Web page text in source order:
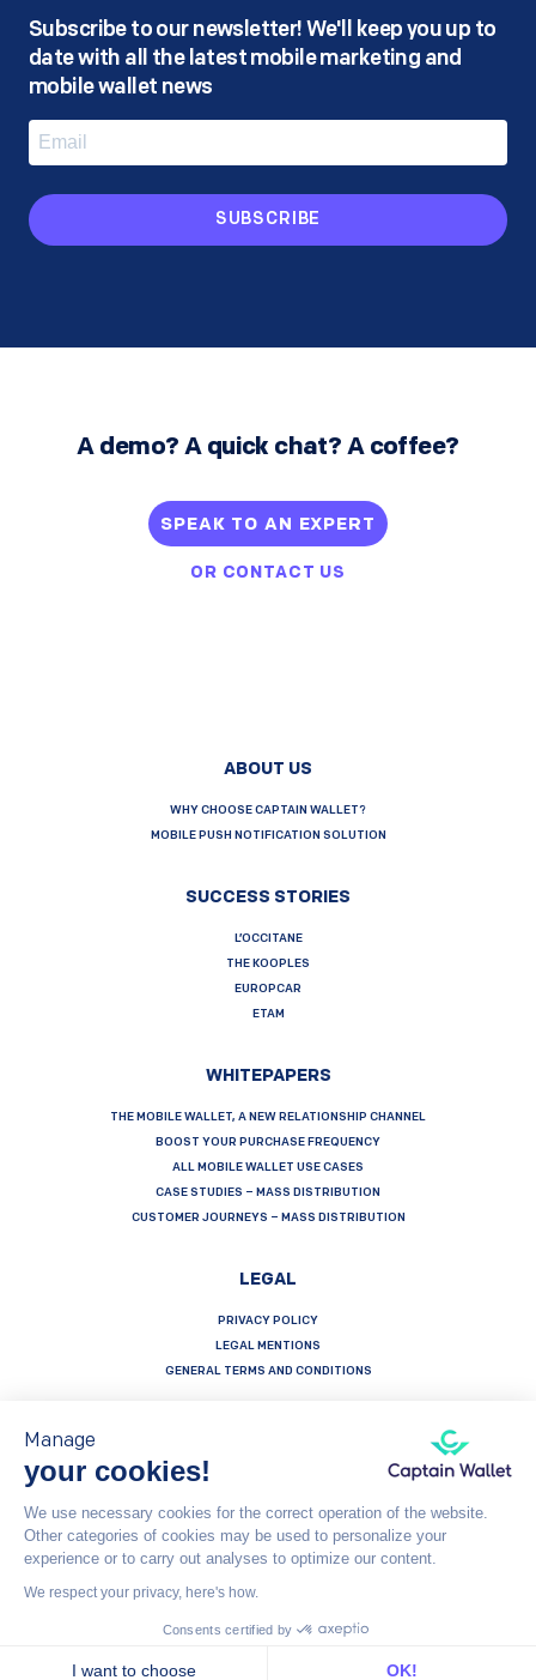
Subscribe to our newsletter! We'll keep you up to
date with all the latest mobile marketing and
mobile wallet news
SUBSCRIBE
A demo? A quick chat? A coffee?
SPEAK TO AN EXPERT
OR CONTACT US
ABOUT US
WHY CHOOSE CAPTAIN WALLET?
MOBILE PUSH NOTIFICATION SOLUTION
SUCCESS STORIES
L’OCCITANE
THE KOOPLES
EUROPCAR
ETAM
WHITEPAPERS
THE MOBILE WALLET, A NEW RELATIONSHIP CHANNEL
BOOST YOUR PURCHASE FREQUENCY
ALL MOBILE WALLET USE CASES
CASE STUDIES – MASS DISTRIBUTION
CUSTOMER JOURNEYS – MASS DISTRIBUTION
LEGAL
PRIVACY POLICY
LEGAL MENTIONS
GENERAL TERMS AND CONDITIONS
Français Español English
© Captain Wallet 2023General Terms and Conditions
Manage
your cookies!
We use necessary cookies for the correct operation of the website.
Other categories of cookies may be used to personalize your
experience or to carry out analyses to optimize our content.
We respect your privacy, here's how.
Consents certified by
I want to choose OK!